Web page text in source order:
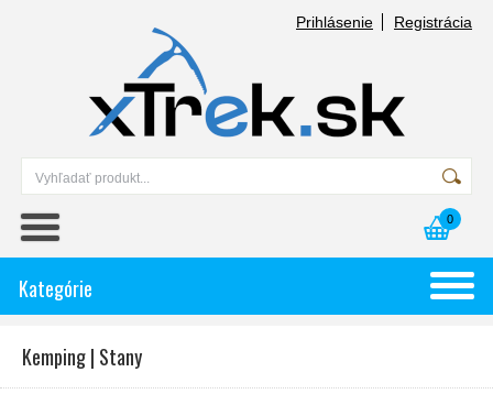
Prihlásenie Registrácia
0
Kategórie
Kemping | Stany